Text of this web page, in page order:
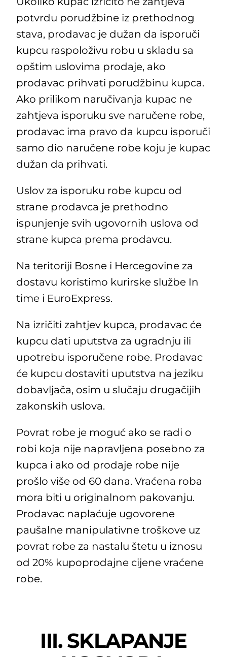
potvrdu porudžbine iz prethodnog
stava, prodavac je dužan da isporuči
kupcu raspoloživu robu u skladu sa
opštim uslovima prodaje, ako
prodavac prihvati porudžbinu kupca.
Ako prilikom naručivanja kupac ne
zahtjeva isporuku sve naručene robe,
prodavac ima pravo da kupcu isporuči
samo dio naručene robe koju je kupac
dužan da prihvati.
Uslov za isporuku robe kupcu od
strane prodavca je prethodno
ispunjenje svih ugovornih uslova od
strane kupca prema prodavcu.
Na teritoriji Bosne i Hercegovine za
dostavu koristimo kurirske službe In
time i EuroExpress.
Na izričiti zahtjev kupca, prodavac će
kupcu dati uputstva za ugradnju ili
upotrebu isporučene robe. Prodavac
će kupcu dostaviti uputstva na jeziku
dobavljača, osim u slučaju drugačijih
zakonskih uslova.
Povrat robe je moguć ako se radi o
robi koja nije napravljena posebno za
kupca i ako od prodaje robe nije
prošlo više od 60 dana. Vraćena roba
mora biti u originalnom pakovanju.
Prodavac naplaćuje ugovorene
paušalne manipulativne troškove uz
povrat robe za nastalu štetu u iznosu
od 20% kupoprodajne cijene vraćene
robe.
III. SKLAPANJE